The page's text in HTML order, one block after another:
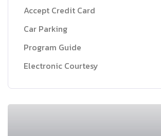
Accept Credit Card
Car Parking
Program Guide
Electronic Courtesy